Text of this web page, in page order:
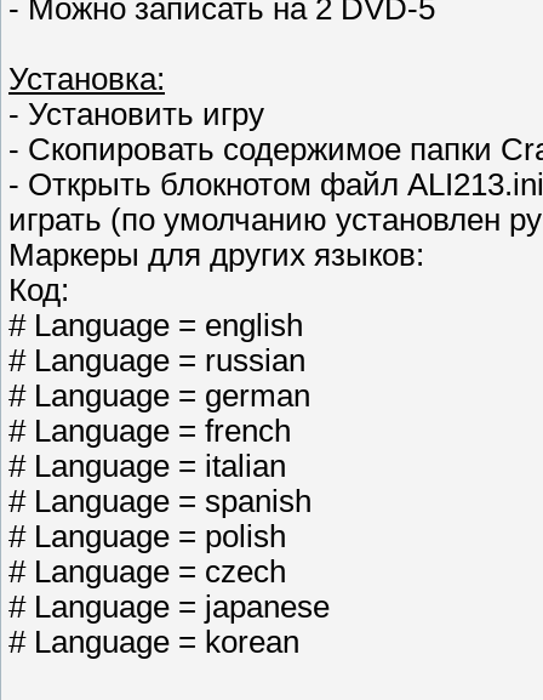
- Можно записать на 2 DVD-5
Установка:
- Установить игру
- Скопировать содержимое папки
- Oткрыть блокнотом файл
играть (по умолчанию установлен
Маркеры для других языков:
Код:
# Language = english
# Language = russian
# Language = german
# Language = french
# Language = italian
# Language = spanish
# Language = polish
# Language = czech
# Language = japanese
# Language = korean